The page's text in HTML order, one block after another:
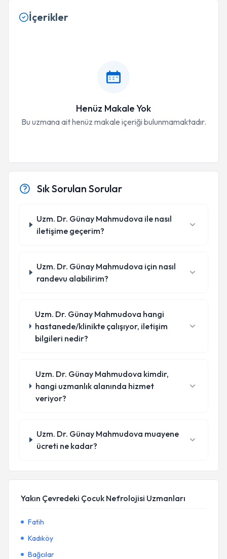
İçerikler
Henüz Makale Yok
Bu uzmana ait henüz makale içeriği bulunmamaktadır.
Sık Sorulan Sorular
Uzm. Dr. Günay Mahmudova ile nasıl
iletişime geçerim?
Uzm. Dr. Günay Mahmudova için nasıl
randevu alabilirim?
Uzm. Dr. Günay Mahmudova hangi
hastanede/klinikte çalışıyor, iletişim
bilgileri nedir?
Uzm. Dr. Günay Mahmudova kimdir,
hangi uzmanlık alanında hizmet
veriyor?
Uzm. Dr. Günay Mahmudova muayene
ücreti ne kadar?
Yakın Çevredeki Çocuk Nefrolojisi Uzmanları
Fatih
Kadıköy
Bağcılar